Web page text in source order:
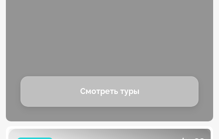
Смотреть туры